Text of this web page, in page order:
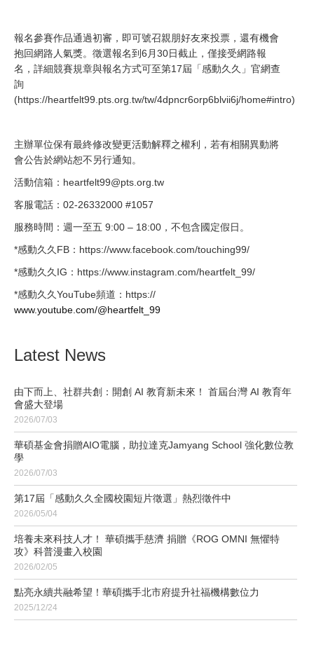
報名參賽作品通過初審，即可號召親朋好友來投票，還有機會
抱回網路人氣獎。徵選報名到6月30日截止，僅接受網路報
名，詳細競賽規章與報名方式可至第17屆「感動久久」官網查
詢
(https://heartfelt99.pts.org.tw/tw/4dpncr6orp6blvii6j/home#intro)
主辦單位保有最終修改變更活動解釋之權利，若有相關異動將
會公告於網站恕不另行通知。
活動信箱：heartfelt99@pts.org.tw
客服電話：02-26332000 #1057
服務時間：週一至五 9:00 – 18:00，不包含國定假日。
*感動久久FB：https://www.facebook.com/touching99/
*感動久久IG： https://www.instagram.com/heartfelt_99/
*感動久久YouTube頻道： https://
www.youtube.com/@heartfelt_99
Latest News
由下而上、社群共創：開創 AI 教育新未來！ 首屆台灣 AI 教育年
會盛大登場
2026/07/03
華碩基金會捐贈AIO電腦，助拉達克Jamyang School 強化數位教
學
2026/07/03
第17屆「感動久久全國校園短片徵選」熱烈徵件中
2026/05/04
培養未來科技人才！ 華碩攜手慈濟 捐贈《ROG OMNI 無懼特
攻》科普漫畫入校園
2026/02/05
點亮永續共融希望！華碩攜手北市府提升社福機構數位力
2025/12/24